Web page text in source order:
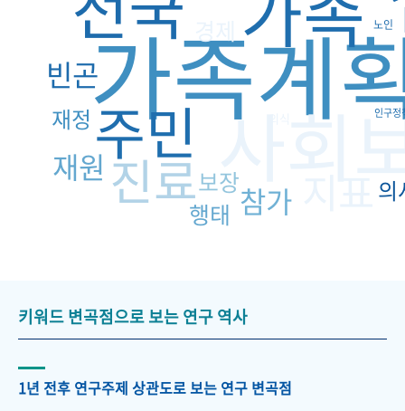
가족계
사회
주민
진료 참가
빈곤
재원 보장
행태
재정
의
노인
인구정
키워드 변곡점으로 보는 연구 역사
1년 전후 연구주제 상관도로 보는 연구 변곡점